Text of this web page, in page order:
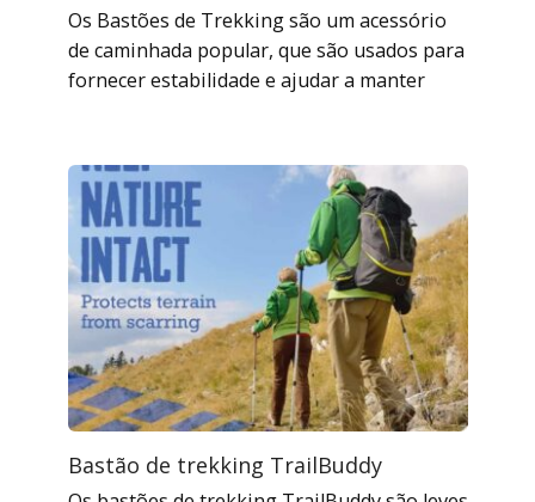
Os Bastões de Trekking são um acessório
de caminhada popular, que são usados ​​para
fornecer estabilidade e ajudar a manter
Bastão de trekking TrailBuddy